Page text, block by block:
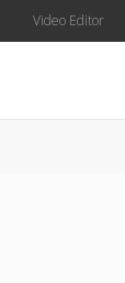
Video Editor